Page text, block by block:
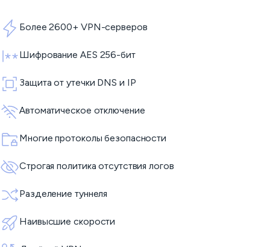
Более 2600+ VPN-серверов
Шифрование AES 256-бит
Защита от утечки DNS и IP
Автоматическое отключение
Многие протоколы безопасности
Строгая политика отсутствия логов
Разделение туннеля
Наивысшие скорости